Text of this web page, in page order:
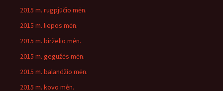
2015 m. rugpjūčio mėn.
2015 m. liepos mėn.
2015 m. birželio mėn.
2015 m. gegužės mėn.
2015 m. balandžio mėn.
2015 m. kovo mėn.